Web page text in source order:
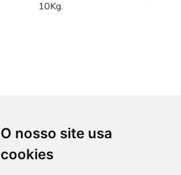
O nosso site usa
cookies
E EMBALAGEM INDUSTRIAL